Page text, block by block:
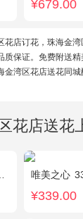
¥679.00
花店订花，珠海金
质保证。免费附送
金湾区花店送花同
花店送花
唯美之心 33
¥339.00